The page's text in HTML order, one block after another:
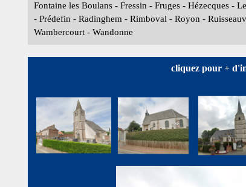
Fontaine les Boulans - Fressin - Fruges - Hézecques -
- Prédefin - Radinghem - Rimboval - Royon -
Wambercourt - Wandonne
cliquez pour +